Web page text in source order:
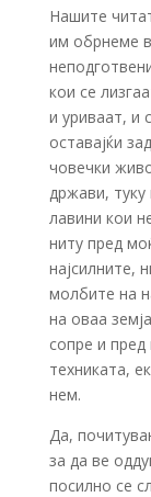
Нашите
им обрнеме
кои се
и уриваат, и
оставајќи
човечки
држави,
лавини кои
ниту пред
најсилните,
молбите на
на оваа
сопре и пред
техниката,
нем.
Да,
за да ве
посилно се